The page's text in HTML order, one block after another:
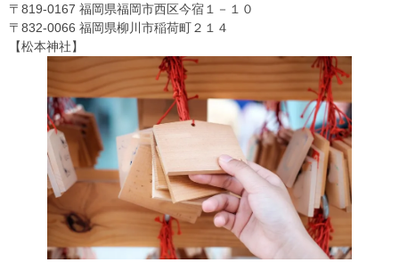
〒819-0167 福岡県福岡市西区今宿１－１０
〒832-0066 福岡県柳川市稲荷町２１４
【松本神社】